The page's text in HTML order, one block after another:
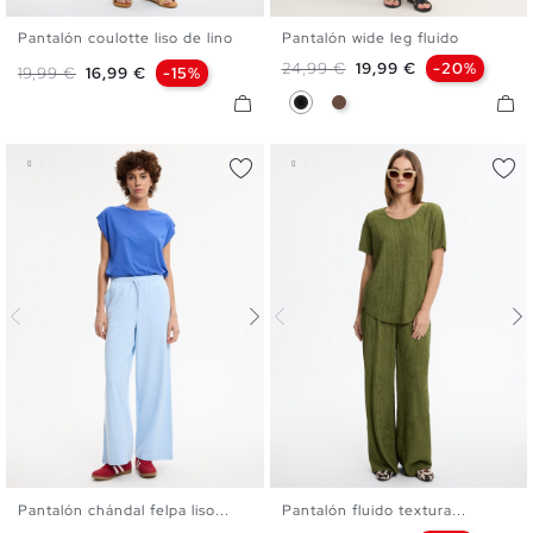
Pantalón coulotte liso de lino
Precio base
19,99 € Precio
16,99 € -15%
L
Pantalón wide leg fluido
Precio base
24,99 € Precio
19,99 € -20%
NegroMarrón Tostado
Pantalón chándal felpa liso... Pantalón fluido textura...